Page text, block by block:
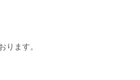
ります。